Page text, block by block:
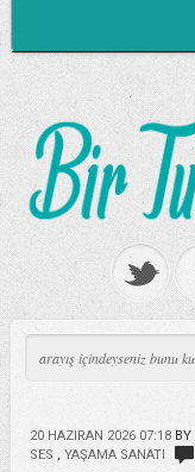
20 HAZIRAN 2026 07:18 BY
SES , YAŞAMA SANATI